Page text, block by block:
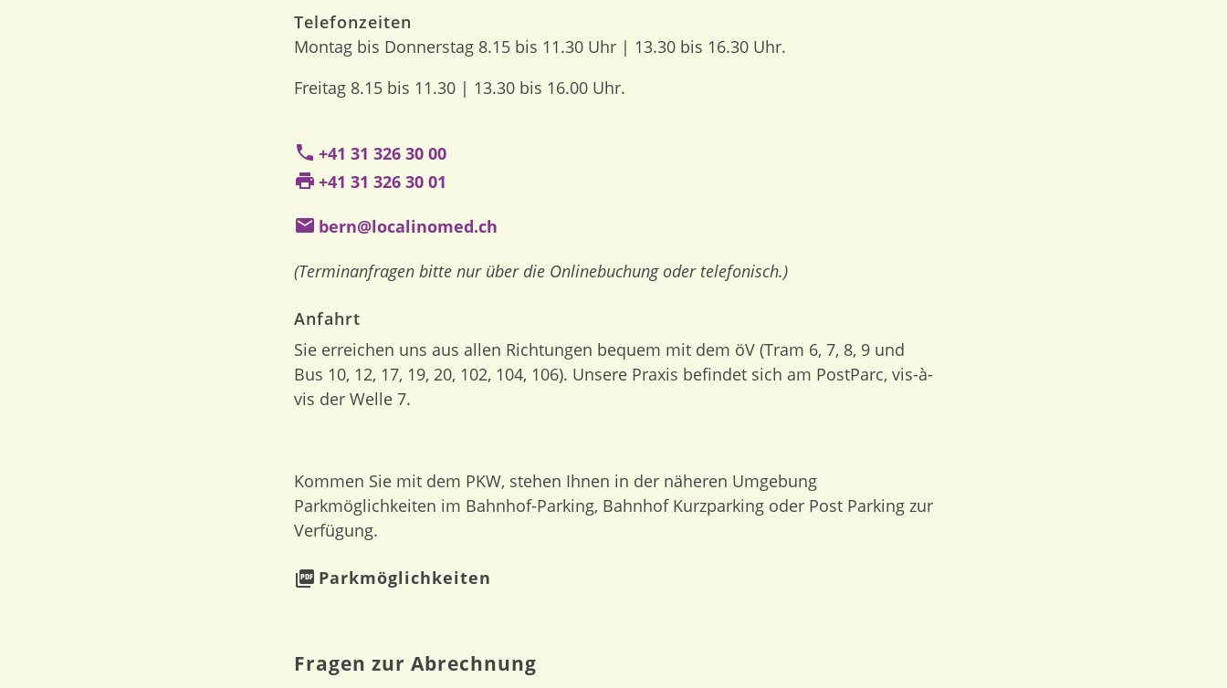
Telefonzeiten
Montag bis Donnerstag 8.15 bis 11.30 Uhr | 13.30 bis 16.30 Uhr.
Freitag 8.15 bis 11.30 | 13.30 bis 16.00 Uhr.
+41 31 326 30 00
+41 31 326 30 01
bern@localinomed.ch
(Terminanfragen bitte nur über die Onlinebuchung oder telefonisch.)
Anfahrt
Sie erreichen uns aus allen Richtungen bequem mit dem öV (Tram 6, 7, 8, 9 und
Bus 10, 12, 17, 19, 20, 102, 104, 106). Unsere Praxis befindet sich am PostParc, vis-à-
vis der Welle 7.
Kommen Sie mit dem PKW, stehen Ihnen in der näheren Umgebung
Parkmöglichkeiten im Bahnhof-Parking, Bahnhof Kurzparking oder Post Parking zur
Verfügung.
Parkmöglichkeiten
Fragen zur Abrechnung